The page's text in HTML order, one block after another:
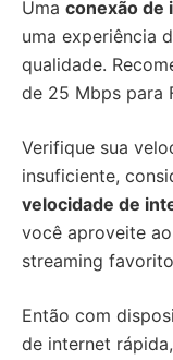
Uma conexão de
uma experiência
qualidade.
de 25 Mbps para
Verifique sua
insuficiente,
velocidade de
você aproveite
streaming
Então com
de internet